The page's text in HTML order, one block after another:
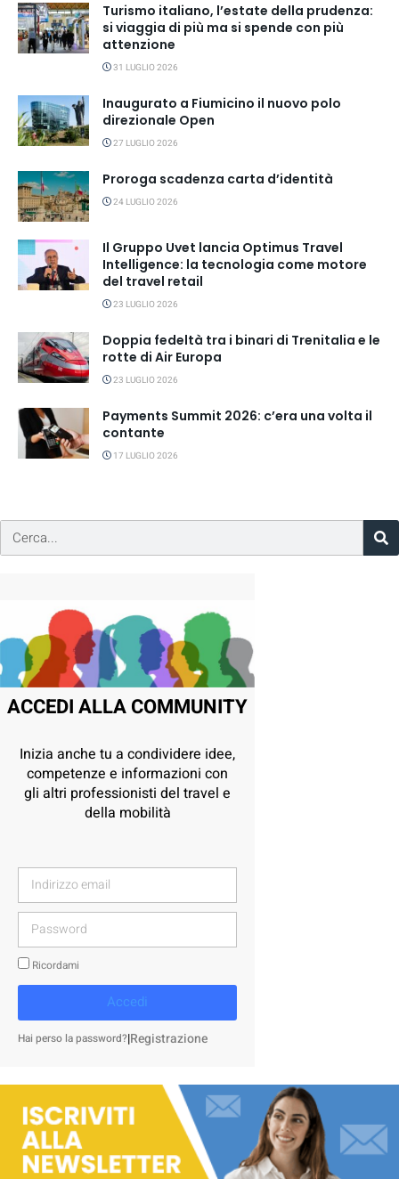
Turismo italiano, l’estate della prudenza:
si viaggia di più ma si spende con più
attenzione
31 LUGLIO 2026
Inaugurato a Fiumicino il nuovo polo
direzionale Open
27 LUGLIO 2026
Proroga scadenza carta d’identità
24 LUGLIO 2026
Il Gruppo Uvet lancia Optimus Travel
Intelligence: la tecnologia come motore
del travel retail
23 LUGLIO 2026
Doppia fedeltà tra i binari di Trenitalia e le
rotte di Air Europa
23 LUGLIO 2026
Payments Summit 2026: c’era una volta il
contante
17 LUGLIO 2026
ACCEDI ALLA COMMUNITY
Inizia anche tu a condividere idee,
competenze e informazioni con
gli altri professionisti del travel e
della mobilità
Ricordami
Accedi
Hai perso la password?|Registrazione